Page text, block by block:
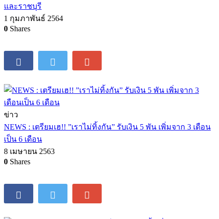
และราชบุรี
1 กุมภาพันธ์ 2564
0 Shares
ข่าว
NEWS : เตรียมเฮ!! ”เราไม่ทิ้งกัน” รับเงิน 5 พัน เพิ่มจาก 3 เดือน
เป็น 6 เดือน
8 เมษายน 2563
0 Shares